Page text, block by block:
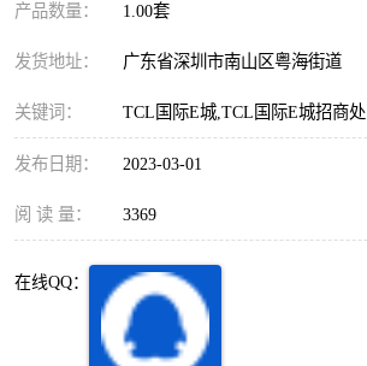
产品数量： 1.00套
发货地址： 广东省深圳市南山区粤海街道
关键词： TCL国际E城,TCL国际E城招商处
发布日期： 2023-03-01
阅 读 量： 3369
在线QQ：
车公庙
南山区 西丽
南头
深圳超级总部基地